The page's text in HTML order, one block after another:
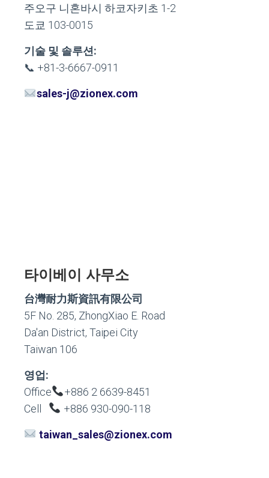
주오구 니혼바시 하코자키초 1-2
도쿄 103-0015
기술 및 솔루션:
📞 +81-3-6667-0911
sales-j@zionex.com
타이베이 사무소
台灣耐力斯資訊有限公司
5F No. 285, ZhongXiao E. Road
Da'an District, Taipei City
Taiwan 106
영업:
Office
+886 2 6639-8451
Cell
+886 930-090-118
taiwan_sales@zionex.com